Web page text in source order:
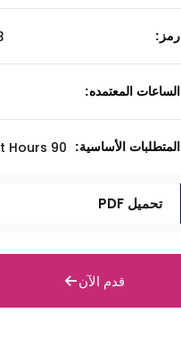
رمز:
الساعات المعتمده:
المتطلبات الأساسية: 90 Credit Hours
تحميل PDF
قدم الآن